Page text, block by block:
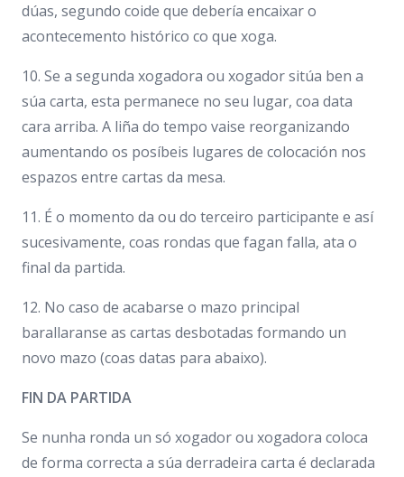
dúas, segundo coide que debería encaixar o
acontecemento histórico co que xoga.
10. Se a segunda xogadora ou xogador sitúa ben a
súa carta, esta permanece no seu lugar, coa data
cara arriba. A liña do tempo vaise reorganizando
aumentando os posíbeis lugares de colocación nos
espazos entre cartas da mesa.
11. É o momento da ou do terceiro participante e así
sucesivamente, coas rondas que fagan falla, ata o
final da partida.
12. No caso de acabarse o mazo principal
barallaranse as cartas desbotadas formando un
novo mazo (coas datas para abaixo).
FIN DA PARTIDA
Se nunha ronda un só xogador ou xogadora coloca
de forma correcta a súa derradeira carta é declarada